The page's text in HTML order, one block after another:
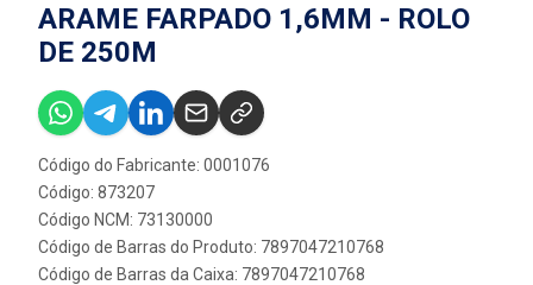
ARAME FARPADO 1,6MM - ROLO
DE 250M
Código do Fabricante: 0001076
Código: 873207
Código NCM: 73130000
Código de Barras do Produto: 7897047210768
Código de Barras da Caixa: 7897047210768